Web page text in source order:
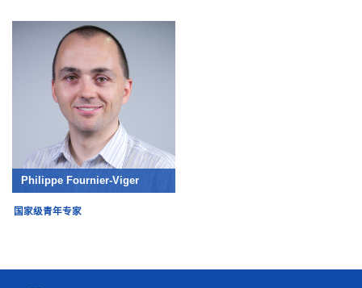
Philippe Fournier-Viger
国家级青年专家